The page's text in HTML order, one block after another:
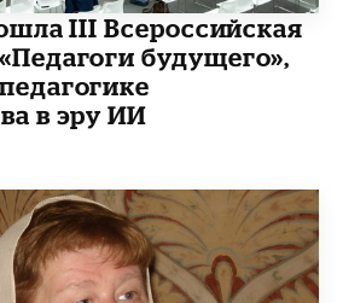
III Всероссийская
будущего»,
в эру ИИ